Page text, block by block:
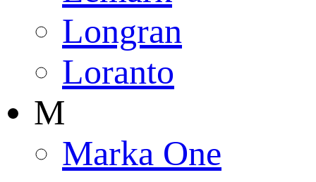
Longran
Loranto
M
Marka One